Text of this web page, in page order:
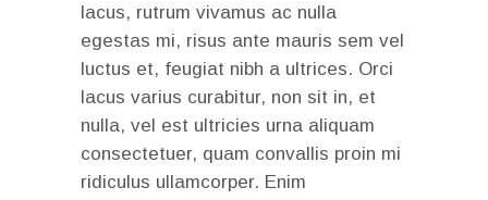
lacus, rutrum vivamus ac nulla
egestas mi, risus ante mauris sem vel
luctus et, feugiat nibh a ultrices. Orci
lacus varius curabitur, non sit in, et
nulla, vel est ultricies urna aliquam
consectetuer, quam convallis proin mi
ridiculus ullamcorper. Enim